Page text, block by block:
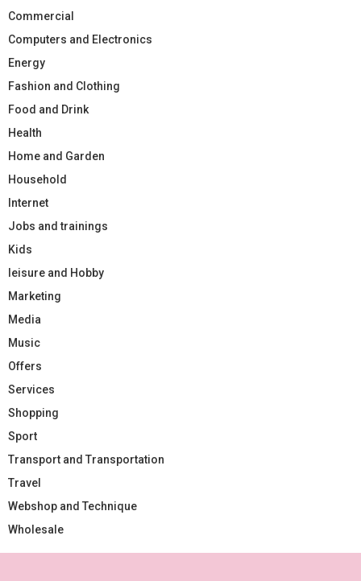
Commercial
Computers and Electronics
Energy
Fashion and Clothing
Food and Drink
Health
Home and Garden
Household
Internet
Jobs and trainings
Kids
leisure and Hobby
Marketing
Media
Music
Offers
Services
Shopping
Sport
Transport and Transportation
Travel
Webshop and Technique
Wholesale